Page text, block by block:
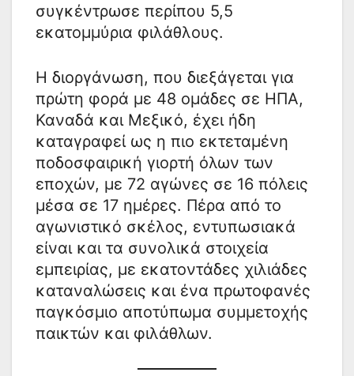
συγκέντρωσε περίπου 5,5
εκατομμύρια φιλάθλους.
Η διοργάνωση, που διεξάγεται για
πρώτη φορά με 48 ομάδες σε ΗΠΑ,
Καναδά και Μεξικό, έχει ήδη
καταγραφεί ως η πιο εκτεταμένη
ποδοσφαιρική γιορτή όλων των
εποχών, με 72 αγώνες σε 16 πόλεις
μέσα σε 17 ημέρες. Πέρα από το
αγωνιστικό σκέλος, εντυπωσιακά
είναι και τα συνολικά στοιχεία
εμπειρίας, με εκατοντάδες χιλιάδες
καταναλώσεις και ένα πρωτοφανές
παγκόσμιο αποτύπωμα συμμετοχής
παικτών και φιλάθλων.